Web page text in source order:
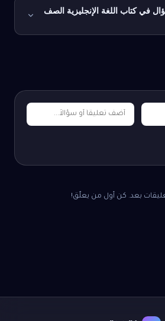
كتاب اللغة الإنجليزية الصف
بعد. كن أول من يعلّق!